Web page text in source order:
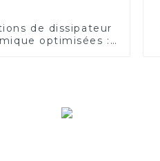
de dissipateur
optimisées :